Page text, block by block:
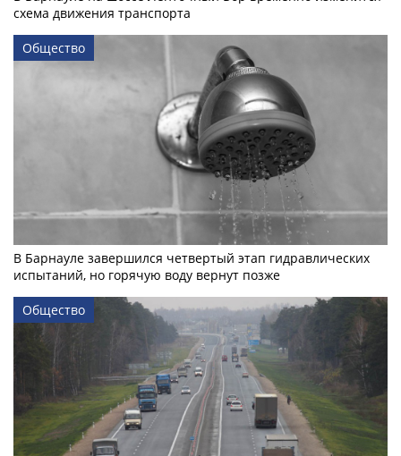
схема движения транспорта
Общество
В Барнауле завершился четвертый этап гидравлических
испытаний, но горячую воду вернут позже
Общество